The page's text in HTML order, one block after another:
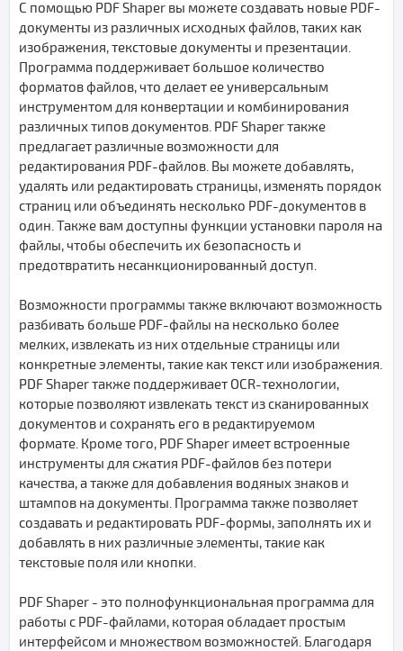
С помощью PDF Shaper вы можете создавать новые PDF-
документы из различных исходных файлов, таких как
изображения, текстовые документы и презентации.
Программа поддерживает большое количество
форматов файлов, что делает ее универсальным
инструментом для конвертации и комбинирования
различных типов документов. PDF Shaper также
предлагает различные возможности для
редактирования PDF-файлов. Вы можете добавлять,
удалять или редактировать страницы, изменять порядок
страниц или объединять несколько PDF-документов в
один. Также вам доступны функции установки пароля на
файлы, чтобы обеспечить их безопасность и
предотвратить несанкционированный доступ.
Возможности программы также включают возможность
разбивать больше PDF-файлы на несколько более
мелких, извлекать из них отдельные страницы или
конкретные элементы, такие как текст или изображения.
PDF Shaper также поддерживает OCR-технологии,
которые позволяют извлекать текст из сканированных
документов и сохранять его в редактируемом
формате. Кроме того, PDF Shaper имеет встроенные
инструменты для сжатия PDF-файлов без потери
качества, а также для добавления водяных знаков и
штампов на документы. Программа также позволяет
создавать и редактировать PDF-формы, заполнять их и
добавлять в них различные элементы, такие как
текстовые поля или кнопки.
PDF Shaper - это полнофункциональная программа для
работы с PDF-файлами, которая обладает простым
интерфейсом и множеством возможностей. Благодаря